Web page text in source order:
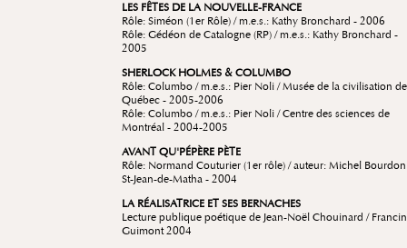
LES FÊTES DE LA NOUVELLE-FRANCE
Rôle: Siméon (1er Rôle) / m.e.s.: Kathy Bronchard - 2006
Rôle: Gédéon de Catalogne (RP) / m.e.s.: Kathy Bronchard -
2005
SHERLOCK HOLMES & COLUMBO
Rôle: Columbo / m.e.s.: Pier Noli / Musée de la civilisation de
Québec - 2005-2006
Rôle: Columbo / m.e.s.: Pier Noli / Centre des sciences de
Montréal - 2004-2005
AVANT QU'PÉPÈRE PÈTE
Rôle: Normand Couturier (1er rôle) / auteur: Michel
St-Jean-de-Matha - 2004
LA RÉALISATRICE ET SES BERNACHES
Lecture publique poétique de Jean-Noël Chouinard /
Guimont 2004